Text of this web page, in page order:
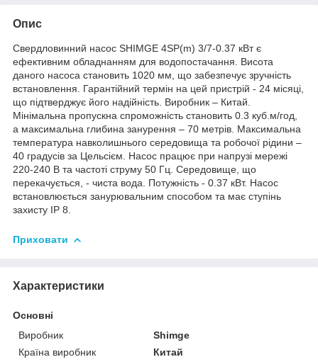
Опис
Свердловинний насос SHIMGE 4SP(m) 3/7-0.37 кВт є
ефективним обладнанням для водопостачання. Висота
даного насоса становить 1020 мм, що забезпечує зручність
встановлення. Гарантійний термін на цей пристрій - 24 місяці,
що підтверджує його надійність. Виробник – Китай.
Мінімальна пропускна спроможність становить 0.3 куб.м/год,
а максимальна глибина занурення – 70 метрів. Максимальна
температура навколишнього середовища та робочої рідини –
40 градусів за Цельсієм. Насос працює при напрузі мережі
220-240 В та частоті струму 50 Гц. Середовище, що
перекачується, - чиста вода. Потужність - 0.37 кВт. Насос
встановлюється занурювальним способом та має ступінь
захисту IP 8.
Приховати
Характеристики
Основні
Виробник
Shimge
Країна виробник
Китай